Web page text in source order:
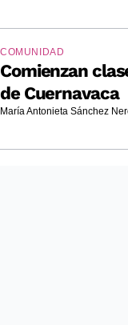
COMUNIDAD
Comienzan
de Cuernavaca
María Antonieta Sánchez